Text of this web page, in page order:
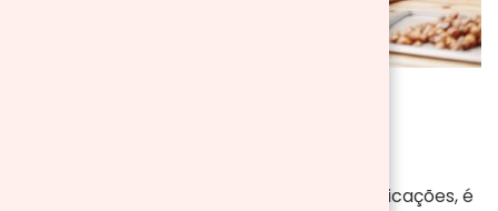
Para um piquenique delicioso e sem complicações, é